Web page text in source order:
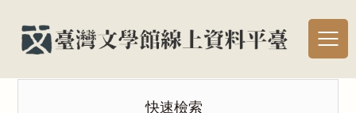
快速檢索